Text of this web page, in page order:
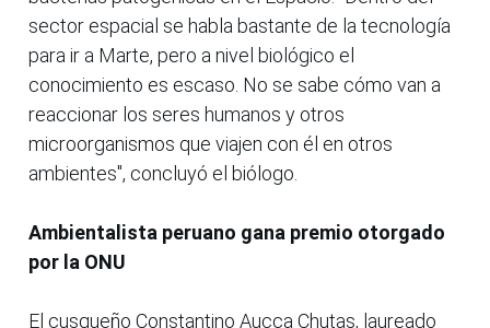
sector espacial se habla bastante de la tecnología
para ir a Marte, pero a nivel biológico el
conocimiento es escaso. No se sabe cómo van a
reaccionar los seres humanos y otros
microorganismos que viajen con él en otros
ambientes", concluyó el biólogo.
Ambientalista peruano gana premio otorgado
por la ONU
El cusqueño Constantino Aucca Chutas, laureado